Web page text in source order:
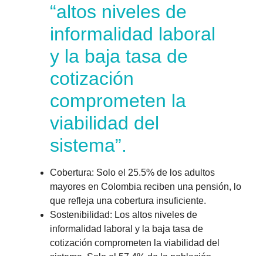
“altos niveles de
informalidad laboral
y la baja tasa de
cotización
comprometen la
viabilidad del
sistema”.
Cobertura: Solo el 25.5% de los adultos
mayores en Colombia reciben una pensión, lo
que refleja una cobertura insuficiente.
Sostenibilidad: Los altos niveles de
informalidad laboral y la baja tasa de
cotización comprometen la viabilidad del